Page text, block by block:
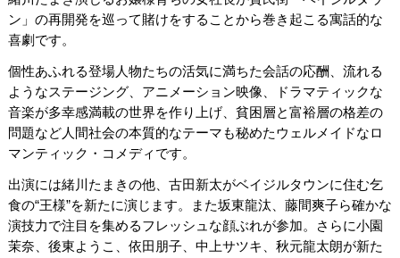
ン」の再開発を巡って賭けをすることから巻き起こる寓話的な
喜劇です。
個性あふれる登場人物たちの活気に満ちた会話の応酬、流れる
ようなステージング、アニメーション映像、ドラマティックな
音楽が多幸感満載の世界を作り上げ、貧困層と富裕層の格差の
問題など人間社会の本質的なテーマも秘めたウェルメイドなロ
マンティック・コメディです。
出演には緒川たまきの他、古田新太がベイジルタウンに住む乞
食の“王様”を新たに演じます。また坂東龍汰、藤間爽子ら確かな
演技力で注目を集めるフレッシュな顔ぶれが参加。さらに小園
茉奈、後東ようこ、依田朋子、中上サツキ、秋元龍太朗が新た